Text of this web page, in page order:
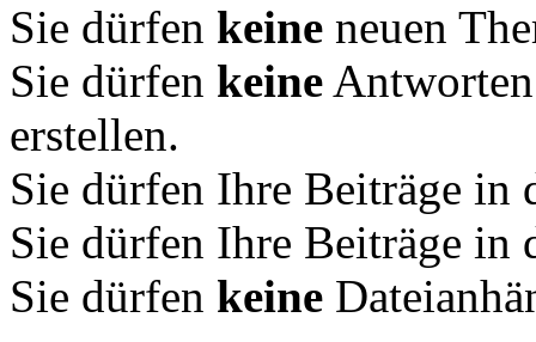
Sie dürfen keine neuen
Sie dürfen keine
erstellen.
Sie dürfen Ihre Beiträge in
Sie dürfen Ihre Beiträge in
Sie dürfen keine